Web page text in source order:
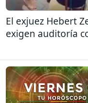
El exjuez Hebert
exigen auditoría